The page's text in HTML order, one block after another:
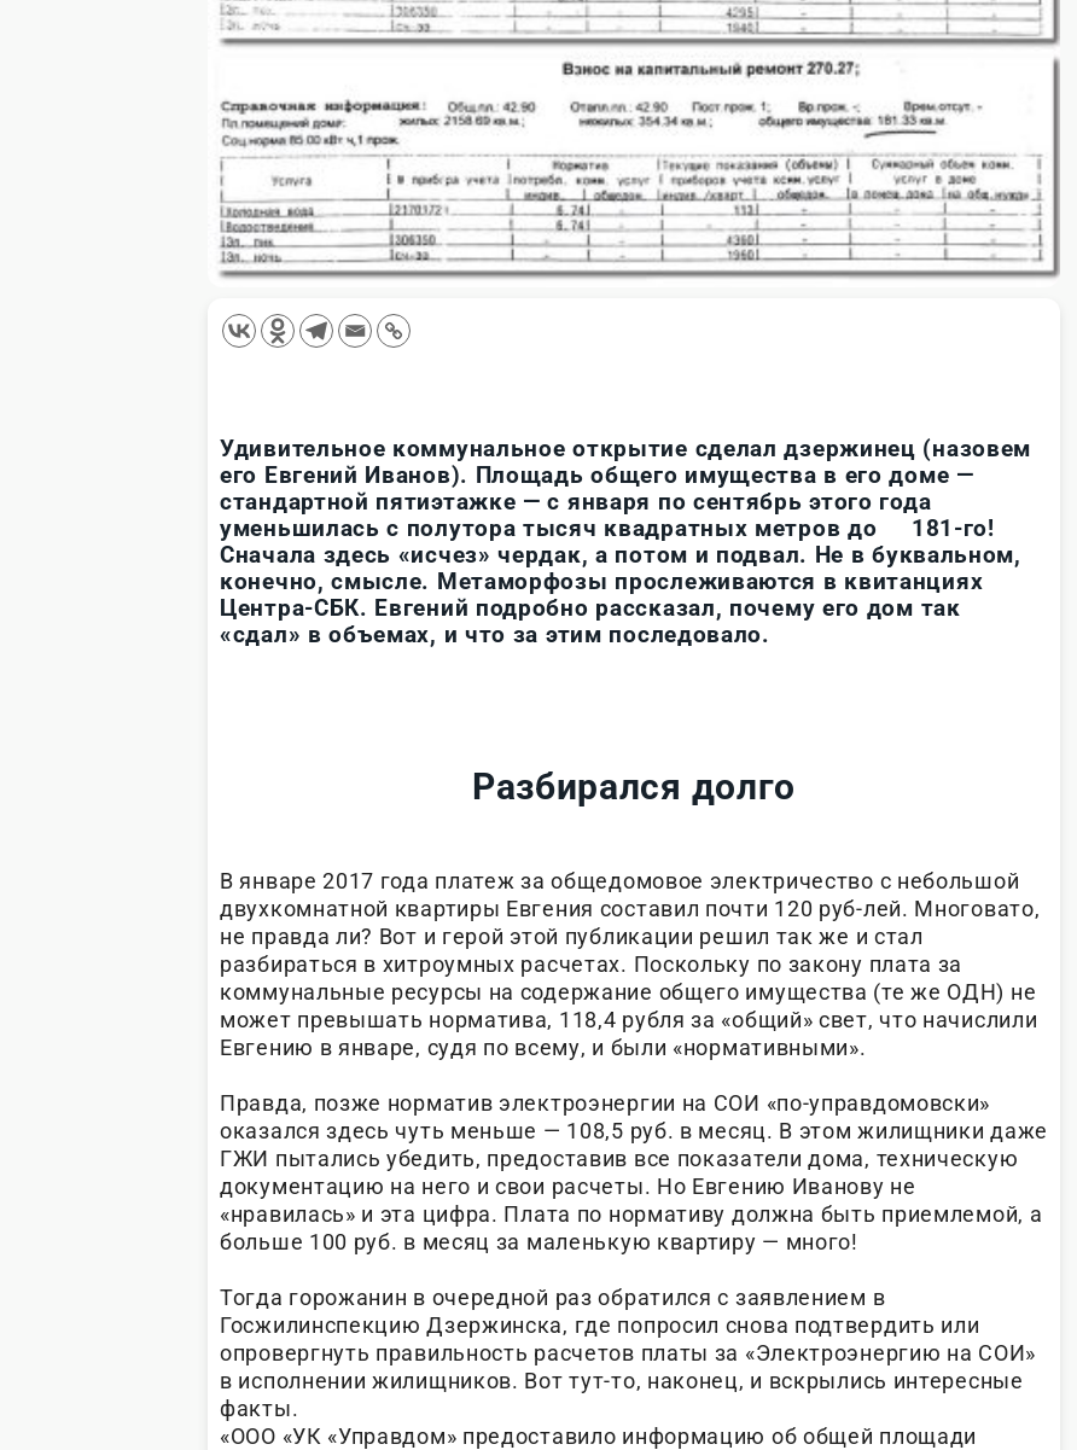
Удивительное коммунальное открытие сделал дзержинец (назовем
его Евгений Иванов). Площадь общего имущества в его доме —
стандартной пятиэтажке — с января по сентябрь этого года
уменьшилась с полутора тысяч квадратных метров до 181-го!
Сначала здесь «исчез» чердак, а потом и подвал. Не в буквальном,
конечно, смысле. Метаморфозы прослеживаются в квитанциях
Центра-СБК. Евгений подробно рассказал, почему его дом так
«сдал» в объемах, и что за этим последовало.
Разбирался долго
В январе 2017 года платеж за общедомовое электричество с небольшой
двухкомнатной квартиры Евгения составил почти 120 руб-лей. Многовато,
не правда ли? Вот и герой этой публикации решил так же и стал
разбираться в хитроумных расчетах. Поскольку по закону плата за
коммунальные ресурсы на содержание общего имущества (те же ОДН) не
может превышать норматива, 118,4 рубля за «общий» свет, что начислили
Евгению в январе, судя по всему, и были «нормативными».
Правда, позже норматив электроэнергии на СОИ «по-управдомовски»
оказался здесь чуть меньше — 108,5 руб. в месяц. В этом жилищники даже
ГЖИ пытались убедить, предоставив все показатели дома, техническую
документацию на него и свои расчеты. Но Евгению Иванову не
«нравилась» и эта цифра. Плата по нормативу должна быть приемлемой, а
больше 100 руб. в месяц за маленькую квартиру — много!
Тогда горожанин в очередной раз обратился с заявлением в
Госжилинспекцию Дзержинска, где попросил снова подтвердить или
опровергнуть правильность расчетов платы за «Электроэнергию на СОИ»
в исполнении жилищников. Вот тут-то, наконец, и вскрылись интересные
факты.
«ООО «УК «Управдом» предоставило информацию об общей площади